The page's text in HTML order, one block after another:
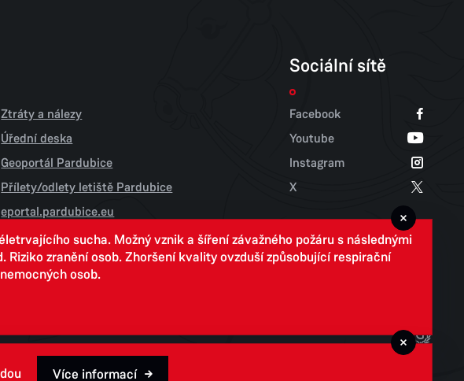
Sociální sítě
Facebook
Youtube
Instagram
X
Ztráty a nálezy
Úřední deska
Geoportál Pardubice
Přílety/odlety letiště Pardubice
eportal.pardubice.eu
sucha. Možný vznik a šíření závažného požáru s následnými
zranění osob. Zhoršení kvality ovzduší způsobující respirační
osob.
Více informací